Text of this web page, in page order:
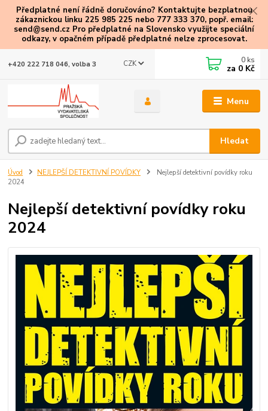
Předplatné není řádně doručováno? Kontaktujte bezplatnou
zákaznickou linku 225 985 225 nebo 777 333 370, popř. email:
send@send.cz Pro předplatné na Slovensko využijte speciální
odkazy, v opačném případě předplatné nelze zprocesovat.
Menu
CZK
Hledat
+420 222 718 046, volba 3 0 ks
za 0 Kč
Úvod NEJLEPŠÍ DETEKTIVNÍ POVÍDKY
Nejlepší detektivní povídky roku
2024
Nejlepší detektivní povídky roku
2024